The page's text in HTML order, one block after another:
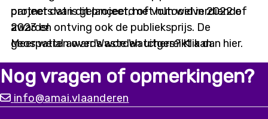
project dat is gelanceerd of voltooid in 2022 of
2023 en ontving ook de publieksprijs. De
geospatial awards worden uitgereikt aan
vooraanstaande projecten die werken rond
geospatiale data. In Waste Watchers gebeurt dit
door zwerfvuil van de scheldeoevers in kaart te
brengen met drones en AI.
partners van dit project, met hun welverdiende
awards!
Meer weten over Waste Watchers? Klik dan hier.
Nog vragen of opmerkingen?
info@amai.vlaanderen